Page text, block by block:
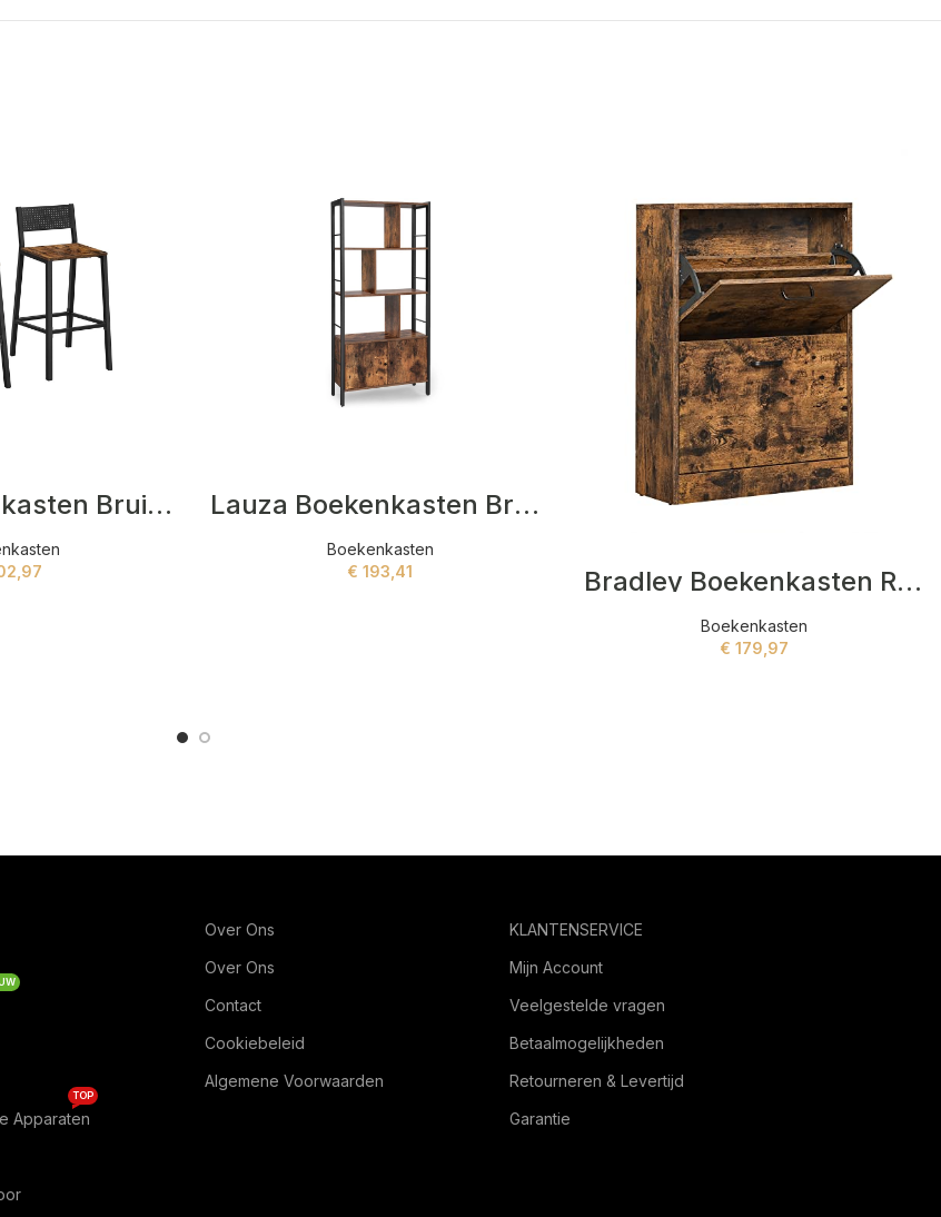
Tible Boekenkasten Bruin,Zwart Lauza Boekenkasten Bruin
Boekenkasten
€ 193,41 Bradley Boekenkasten Rood
Boekenkasten
€ 179,97
Apparaten
TOP
Over Ons
Over Ons
Contact
Cookiebeleid
Algemene Voorwaarden
KLANTENSERVICE
Mijn Account
Veelgestelde vragen
Betaalmogelijkheden
Retourneren & Levertijd
Garantie